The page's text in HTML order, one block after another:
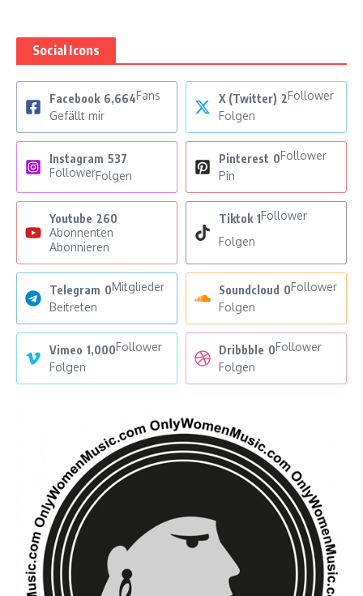
Social Icons
Facebook 6,664Fans
Gefällt mir
X (Twitter) 2Follower
Folgen
Instagram 537
FollowerFolgen
Pinterest 0Follower
Pin
Youtube 260
Abonnenten
Abonnieren
Tiktok 1Follower
Folgen
Telegram 0Mitglieder
Beitreten
Soundcloud 0Follower
Folgen
Vimeo 1,000Follower
Folgen
Dribbble 0Follower
Folgen